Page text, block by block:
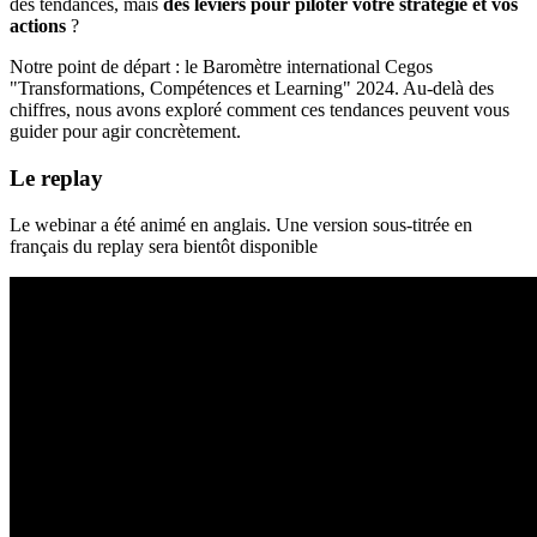
des tendances, mais des leviers pour piloter votre stratégie et vos
actions ?
Notre point de départ : le Baromètre international Cegos
"Transformations, Compétences et Learning" 2024. Au-delà des
chiffres, nous avons exploré comment ces tendances peuvent vous
guider pour agir concrètement.
Le replay
Le webinar a été animé en anglais. Une version sous-titrée en
français du replay sera bientôt disponible